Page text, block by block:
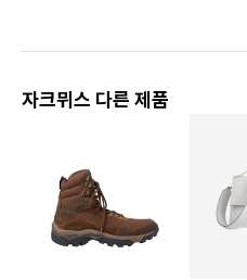
자크뮈스 다른 제품